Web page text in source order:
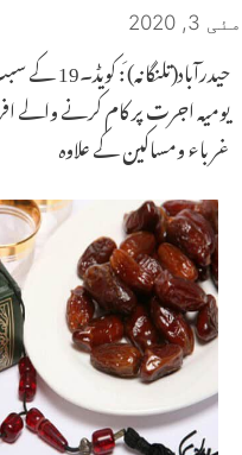
مئی 3, 2020
یومیہ اجرت پر کام کرنے والے
غرباء ومساکین کے علاوہ